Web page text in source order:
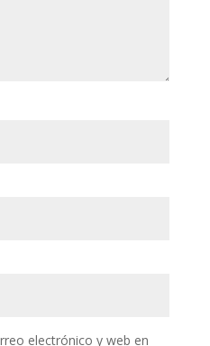
electrónico y web en